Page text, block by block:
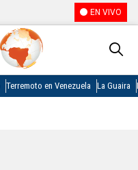
EN VIVO
Terremoto en Venezuela La Guaira